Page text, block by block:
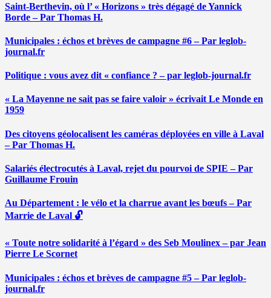
Saint-Berthevin, où l’ « Horizons » très dégagé de Yannick
Borde – Par Thomas H.
Municipales : échos et brèves de campagne #6 – Par leglob-
journal.fr
Politique : vous avez dit « confiance ? – par leglob-journal.fr
« La Mayenne ne sait pas se faire valoir » écrivait Le Monde en
1959
Des citoyens géolocalisent les caméras déployées en ville à Laval
– Par Thomas H.
Salariés électrocutés à Laval, rejet du pourvoi de SPIE – Par
Guillaume Frouin
Au Département : le vélo et la charrue avant les bœufs – Par
Marrie de Laval 🔓
« Toute notre solidarité à l’égard » des Seb Moulinex – par Jean
Pierre Le Scornet
Municipales : échos et brèves de campagne #5 – Par leglob-
journal.fr